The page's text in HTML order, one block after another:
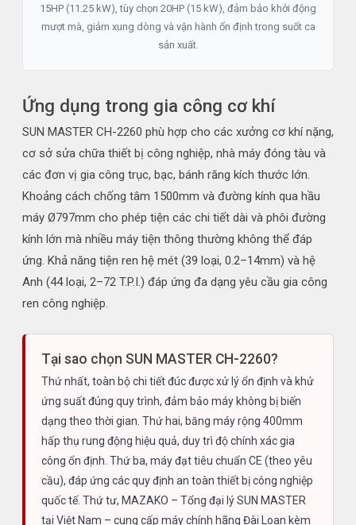
15HP (11.25 kW), tùy chọn 20HP (15 kW), đảm bảo khởi động
mượt mà, giảm xung dòng và vận hành ổn định trong suốt ca
sản xuất.
Ứng dụng trong gia công cơ khí
SUN MASTER CH-2260 phù hợp cho các xưởng cơ khí nặng,
cơ sở sửa chữa thiết bị công nghiệp, nhà máy đóng tàu và
các đơn vị gia công trục, bạc, bánh răng kích thước lớn.
Khoảng cách chống tâm 1500mm và đường kính qua hầu
máy Ø797mm cho phép tiện các chi tiết dài và phôi đường
kính lớn mà nhiều máy tiện thông thường không thể đáp
ứng. Khả năng tiện ren hệ mét (39 loại, 0.2–14mm) và hệ
Anh (44 loại, 2–72 T.P.I.) đáp ứng đa dạng yêu cầu gia công
ren công nghiệp.
Tại sao chọn SUN MASTER CH-2260?
Thứ nhất, toàn bộ chi tiết đúc được xử lý ổn định và khử
ứng suất đúng quy trình, đảm bảo máy không bị biến
dạng theo thời gian. Thứ hai, băng máy rộng 400mm
hấp thụ rung động hiệu quả, duy trì độ chính xác gia
công ổn định. Thứ ba, máy đạt tiêu chuẩn CE (theo yêu
cầu), đáp ứng các quy định an toàn thiết bị công nghiệp
quốc tế. Thứ tư, MAZAKO – Tổng đại lý SUN MASTER
tại Việt Nam – cung cấp máy chính hãng Đài Loan kèm